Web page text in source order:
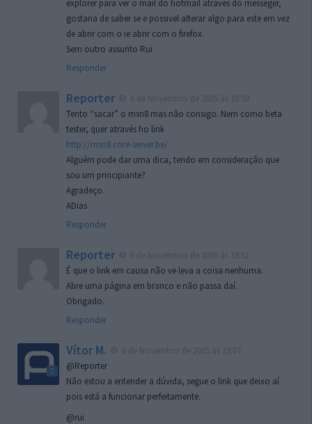
explorer para ver o mail do hotmail atraves do messeger,
gostaria de saber se e possivel alterar algo para este em vez
de abrir com o ie abrir com o firefox.
Sem outro assunto Rui
Responder
Reporter
Tento “sacar” o msn8 mas não consigo. Nem como beta
tester, quer através ho link
http://msn8.core-server.be/
Alguém pode dar uma dica, tendo em consideração que
sou um principiante?
Agradeço.
ADias
Responder
Reporter
É que o link em causa não ve leva a coisa nenhuma.
Abre uma página em branco e não passa daí.
Obrigado.
Responder
Vítor M.
@Reporter
Não estou a entender a dúvida, segue o link que deixo aí
pois está a funcionar perfeitamente.
@rui